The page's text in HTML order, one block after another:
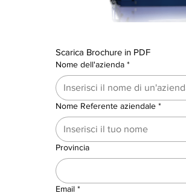
Scarica Brochure in PDF
Nome dell'azienda *
Nome Referente aziendale *
Provincia
Email *